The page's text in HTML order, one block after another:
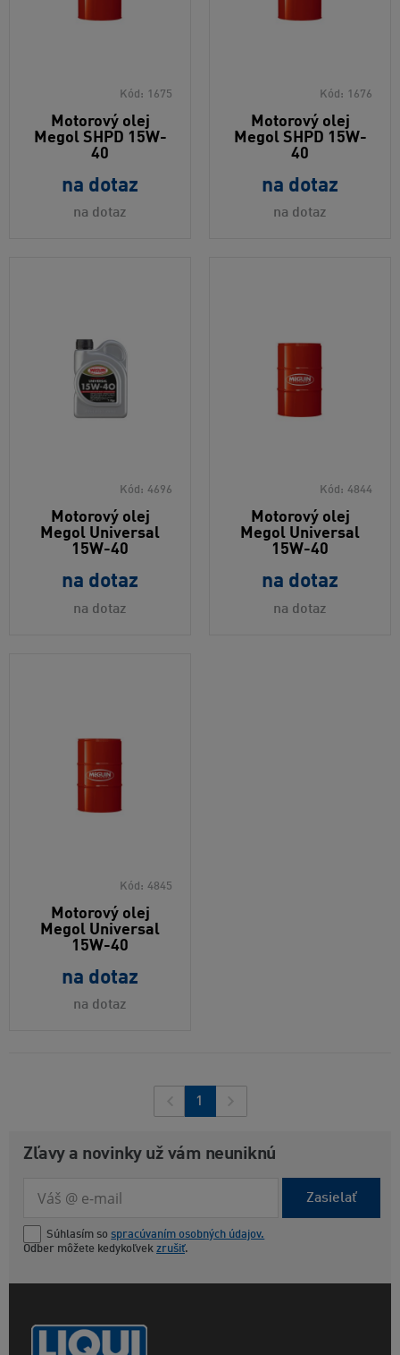
Kód: 1675
Motorový olej
Megol SHPD 15W-
40
na dotaz
na dotaz
Kód: 1676
Motorový olej
Megol SHPD 15W-
40
na dotaz
na dotaz
Kód: 4696
Motorový olej
Megol Universal
15W-40
na dotaz
na dotaz
Kód: 4844
Motorový olej
Megol Universal
15W-40
na dotaz
na dotaz
Kód: 4845
Motorový olej
Megol Universal
15W-40
na dotaz
na dotaz
1
Zľavy a novinky už vám neuniknú
Zasielať
Súhlasím so spracúvaním osobných údajov.
Odber môžete kedykoľvek zrušiť.